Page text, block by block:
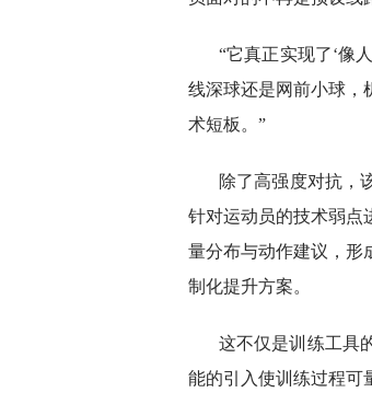
“它真正实现了‘像
线深球还是网前小球，
术短板。”
除了高强度对抗，
针对运动员的技术弱点
量分布与动作建议，形
制化提升方案。
这不仅是训练工具
能的引入使训练过程可